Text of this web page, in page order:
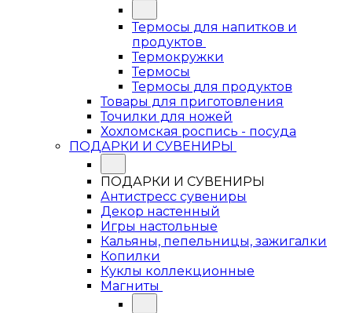
Термосы для напитков и
продуктов
Термокружки
Термосы
Термосы для продуктов
Товары для приготовления
Точилки для ножей
Хохломская роспись - посуда
ПОДАРКИ И СУВЕНИРЫ
ПОДАРКИ И СУВЕНИРЫ
Антистресс сувениры
Декор настенный
Игры настольные
Кальяны, пепельницы, зажигалки
Копилки
Куклы коллекционные
Магниты